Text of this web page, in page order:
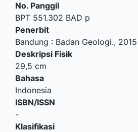
No. Panggil
BPT 551.302 BAD p
Penerbit
Bandung : Badan Geologi., 2015
Deskripsi Fisik
29,5 cm
Bahasa
Indonesia
ISBN/ISSN
-
Klasifikasi